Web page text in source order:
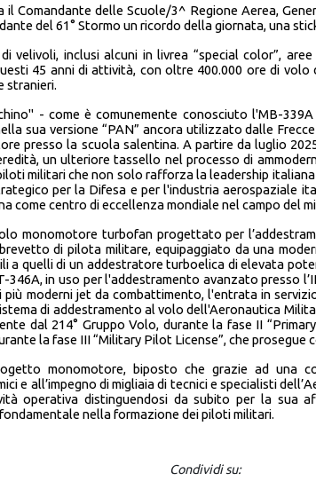
il Comandante delle Scuole/3^ Regione Aerea,
del 61° Stormo un ricordo della giornata, una
velivoli, inclusi alcuni in livrea “special color”,
45 anni di attività, con oltre 400.000 ore di volo
stranieri.
- come è comunemente conosciuto l'MB-
sua versione “PAN” ancora utilizzato dalle
presso la scuola salentina. A partire da luglio
un ulteriore tassello nel processo di
militari che non solo rafforza la leadership
per la Difesa e per l'industria aerospaziale
come centro di eccellenza mondiale nel campo del
monomotore turbofan progettato per
di pilota militare, equipaggiato da una
a quelli di un addestratore turboelica di elevata
in uso per l'addestramento avanzato presso
più moderni jet da combattimento, l'entrata in
di addestramento al volo dell'Aeronautica
dal 214° Gruppo Volo, durante la fase II
la fase III “Military Pilot License”, che prosegue
monomotore, biposto che grazie ad una
e all’impegno di migliaia di tecnici e specialisti
operativa distinguendosi da subito per la sua
nella formazione dei piloti militari.
Condividi su: